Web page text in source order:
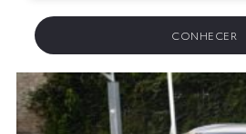
CONHECER